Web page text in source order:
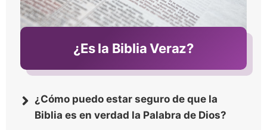
¿Es la Biblia Veraz?
¿Cómo puedo estar seguro de que la
Biblia es en verdad la Palabra de Dios?